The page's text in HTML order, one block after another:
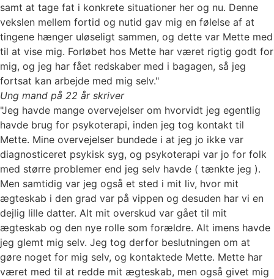
samt at tage fat i konkrete situationer her og nu. Denne
vekslen mellem fortid og nutid gav mig en følelse af at
tingene hænger uløseligt sammen, og dette var Mette med
til at vise mig. Forløbet hos Mette har været rigtig godt for
mig, og jeg har fået redskaber med i bagagen, så jeg
fortsat kan arbejde med mig selv."
Ung mand på 22 år skriver
"Jeg havde mange overvejelser om hvorvidt jeg egentlig
havde brug for psykoterapi, inden jeg tog kontakt til
Mette. Mine overvejelser bundede i at jeg jo ikke var
diagnosticeret psykisk syg, og psykoterapi var jo for folk
med større problemer end jeg selv havde ( tænkte jeg ).
Men samtidig var jeg også et sted i mit liv, hvor mit
ægteskab i den grad var på vippen og desuden har vi en
dejlig lille datter. Alt mit overskud var gået til mit
ægteskab og den nye rolle som forældre. Alt imens havde
jeg glemt mig selv. Jeg tog derfor beslutningen om at
gøre noget for mig selv, og kontaktede Mette. Mette har
været med til at redde mit ægteskab, men også givet mig